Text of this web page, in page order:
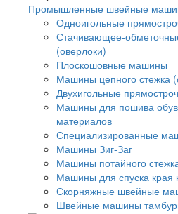
Промышленные швейные
Одноигольные
Стачивающее-
(оверлоки)
Плоскошовные машины
Машины цепного стежка
Двухигольные
Машины для пошива
материалов
Специализированные
Машины Зиг-Заг
Машины потайного
Машины для спуска края
Скорняжные швейные
Швейные машины